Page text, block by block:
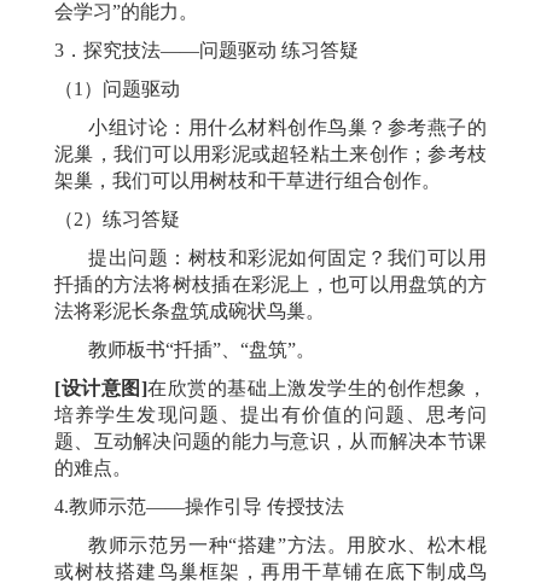
会学习”的能力。
3．探究技法——问题驱动 练习答疑
（1）问题驱动
小组讨论：用什么材料创作鸟巢？参考燕子的
泥巢，我们可以用彩泥或超轻粘土来创作；参考枝
架巢，我们可以用树枝和干草进行组合创作。
（2）练习答疑
提出问题：树枝和彩泥如何固定？我们可以用
扦插的方法将树枝插在彩泥上，也可以用盘筑的方
法将彩泥长条盘筑成碗状鸟巢。
教师板书“扦插”、“盘筑”。
[设计意图]在欣赏的基础上激发学生的创作想象，
培养学生发现问题、提出有价值的问题、思考问
题、互动解决问题的能力与意识，从而解决本节课
的难点。
4.教师示范——操作引导 传授技法
教师示范另一种“搭建”方法。用胶水、松木棍
或树枝搭建鸟巢框架，再用干草铺在底下制成鸟